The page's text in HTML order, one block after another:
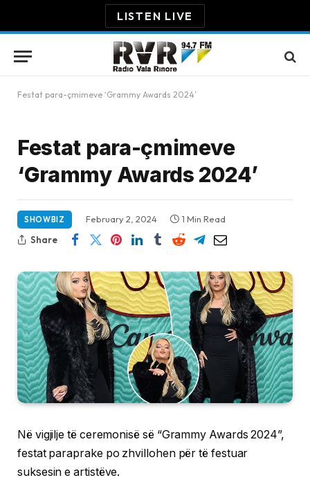
LISTEN LIVE
Festat para-çmimeve ‘Grammy Awards 2024’
Festat para-çmimeve
‘Grammy Awards 2024’
SHOWBIZ February 2, 2024
1 Min Read
Share
Në vigjilje të ceremonisë së “Grammy Awards 2024”,
festat paraprake po zhvillohen për të festuar
suksesin e artistëve.